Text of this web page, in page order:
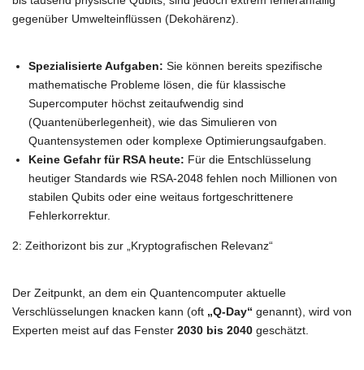
gegenüber Umwelteinflüssen (Dekohärenz).
Spezialisierte Aufgaben: Sie können bereits spezifische
mathematische Probleme lösen, die für klassische
Supercomputer höchst zeitaufwendig sind
(Quantenüberlegenheit), wie das Simulieren von
Quantensystemen oder komplexe Optimierungsaufgaben.
Keine Gefahr für RSA heute: Für die Entschlüsselung
heutiger Standards wie RSA-2048 fehlen noch Millionen von
stabilen Qubits oder eine weitaus fortgeschrittenere
Fehlerkorrektur.
2: Zeithorizont bis zur „Kryptografischen Relevanz“
Der Zeitpunkt, an dem ein Quantencomputer aktuelle
Verschlüsselungen knacken kann (oft „Q-Day“ genannt), wird von
Experten meist auf das Fenster 2030 bis 2040 geschätzt.